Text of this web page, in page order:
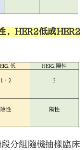
，HER2低或HER2
分組隨機抽樣臨床